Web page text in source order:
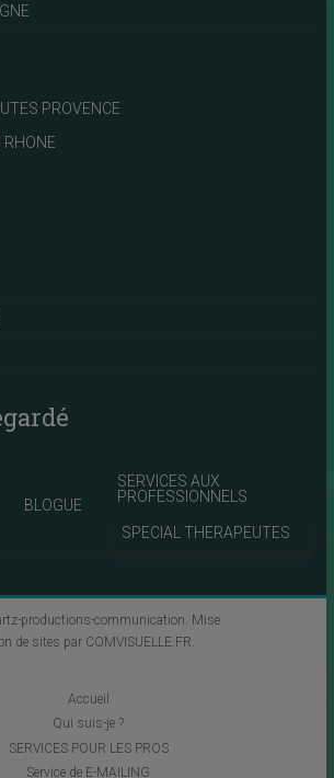
PROVENCE
RHONE
BLOGUE
SERVICES AUX
PROFESSIONNELS
SPECIAL THERAPEUTES
productions-communication . Mise
de sites par COMVISUELLE.FR
Accueil
Qui suis-je ?
SERVICES POUR LES PROS
Service de E-MAILING